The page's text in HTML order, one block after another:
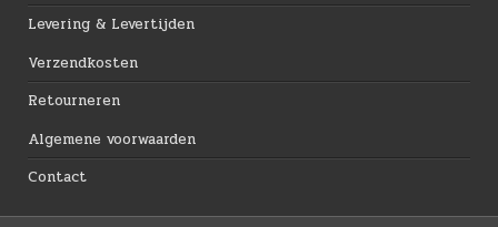
Levering & Levertijden
Verzendkosten
Retourneren
Algemene voorwaarden
Contact